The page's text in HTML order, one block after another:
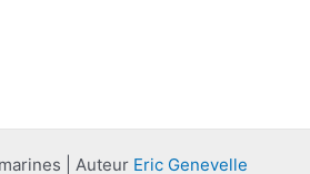
| Auteur Eric Genevelle